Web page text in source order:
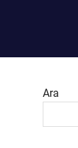
Ara